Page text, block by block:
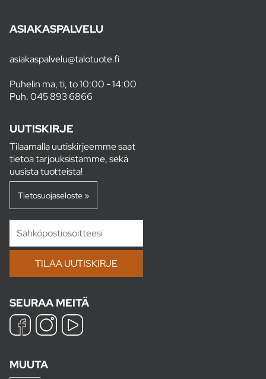
ASIAKASPALVELU
asiakaspalvelu@talotuote.fi
Puhelin ma, ti, to 10:00 - 14:00
Puh.045 893 6866
UUTISKIRJE
Tilaamalla uutiskirjeemme saat
tietoa tarjouksistamme, sekä
uusista tuotteista!
Tietosuojaseloste »
SEURAA MEITÄ
MUUTA